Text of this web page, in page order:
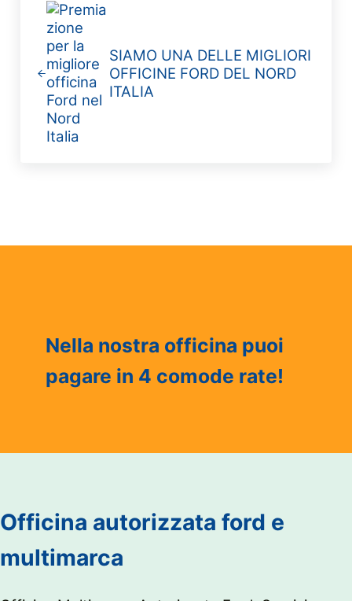
SIAMO UNA DELLE MIGLIORI
OFFICINE FORD DEL NORD
ITALIA
Nella nostra officina puoi
pagare in 4 comode rate!
Officina autorizzata ford e
multimarca